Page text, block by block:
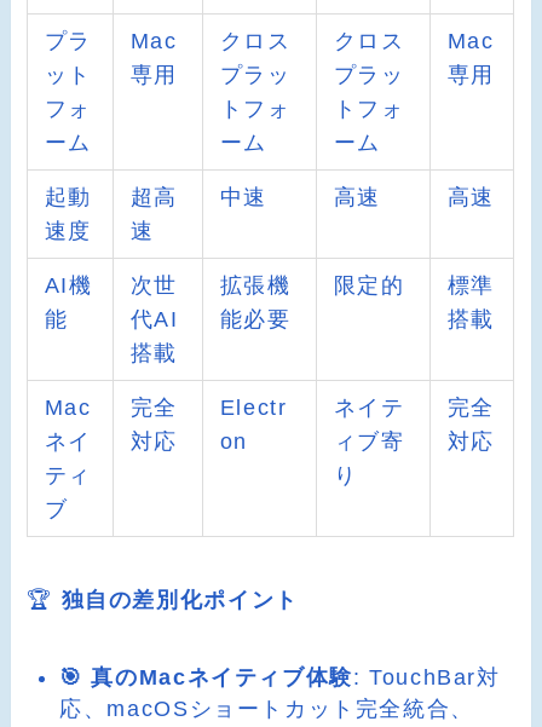
プラ
ット
フォ
ーム
Mac
専用
クロス
プラッ
トフォ
ーム
クロス
プラッ
トフォ
ーム
Mac
専用
起動
速度
超高
速
中速 高速 高速
AI機
能
次世
代AI
搭載
拡張機
能必要
限定的
標準
搭載
Mac
ネイ
ティ
ブ
完全
対応
Electr
on
ネイテ
ィブ寄
り
完全
対応
🏆 独自の差別化ポイント
🎯 真のMacネイティブ体験: TouchBar対
応、macOSショートカット完全統合、